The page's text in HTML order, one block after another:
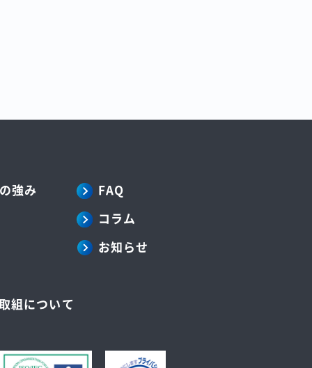
強み
FAQ
コラム
お知らせ
組について